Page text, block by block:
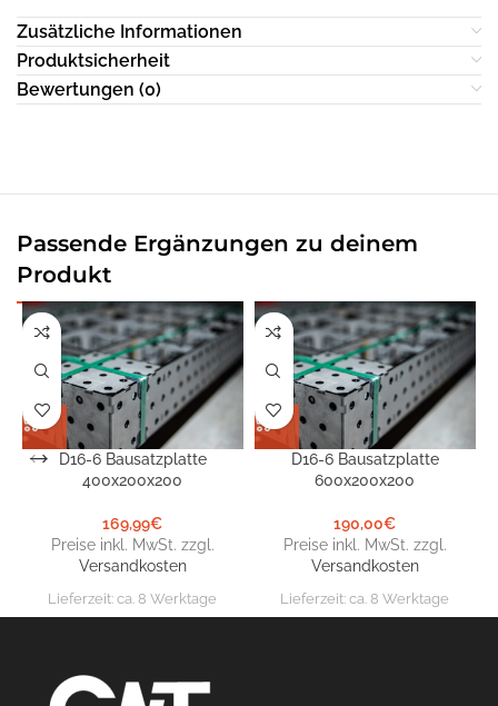
Zusätzliche Informationen
Produktsicherheit
Bewertungen (0)
Passende Ergänzungen zu deinem
Produkt
D16-6 Bausatzplatte
400x200x200
169,99€
Preise inkl. MwSt. zzgl.
Versandkosten
Lieferzeit:ca. 8 Werktage
D16-6 Bausatzplatte
600x200x200
190,00€
Preise inkl. MwSt. zzgl.
Versandkosten
Lieferzeit:ca. 8 Werktage